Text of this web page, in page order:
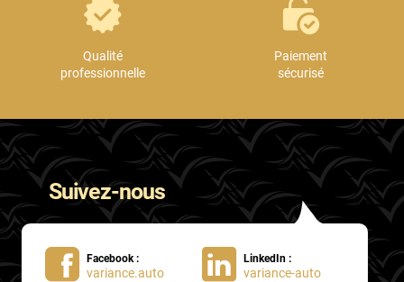
Oldsmobile
Ora
Peugeot
Plymouth
Pontiac
Qualité
professionnelle
Paiement
sécurisé
Suivez-nous
Facebook :
variance.auto
LinkedIn :
variance-auto